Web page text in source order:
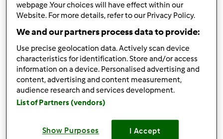
ma sei giovanissima!!!! bello!!! crescerai col bimby
quando hai bisogno chiedi pure, ce sempre qualcuno
pronto a rispondere
registratiper poter commentare
webpage .Your choices will have effect within our
Website. For more details, refer to our Privacy Policy.
We and our partners process data to provide:
Use precise geolocation data. Actively scan device
characteristics for identification. Store and/or access
information on a device. Personalised advertising and
content, advertising and content measurement,
audience research and services development.
List of Partners (vendors)
Show Purposes I Accept